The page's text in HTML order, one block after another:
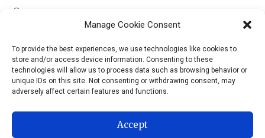
Manage Cookie Consent
To provide the best experiences, we use technologies like cookies to
store and/or access device information. Consenting to these
technologies will allow us to process data such as browsing behavior or
unique IDs on this site. Not consenting or withdrawing consent, may
adversely affect certain features and functions.
Accept
О нас
Политика конфиденциальности
iOS
Android